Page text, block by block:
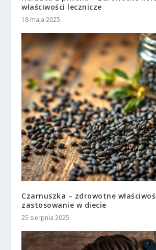
właściwości lecznicze
18 maja 2025
Czarnuszka – zdrowotne
zastosowanie w diecie
25 sierpnia 2025